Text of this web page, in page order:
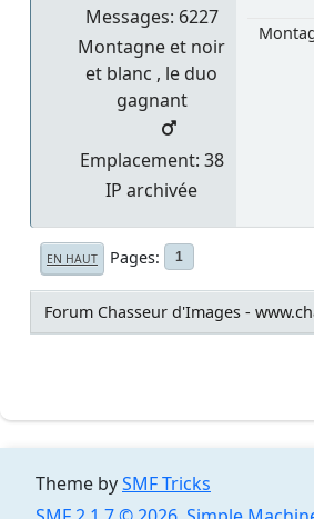
Messages: 6227
Montagne et noir
et blanc , le duo
gagnant
Emplacement: 38
IP archivée
EN HAUT Pages 1
Forum Chasseur d'Images -
Theme bySMF Tricks